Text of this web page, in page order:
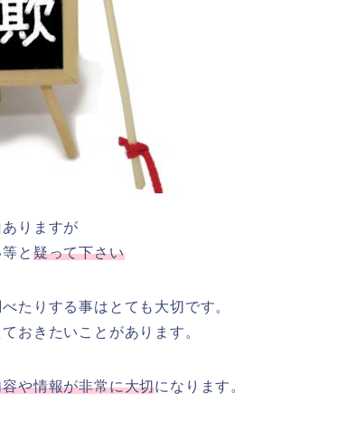
りますが
と 疑って下さい
たりする事はとても大切です。
おきたいことがあります。
や情報が非常に大切になります。